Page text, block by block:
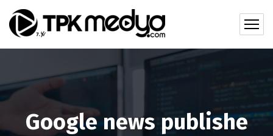
Google news publishe